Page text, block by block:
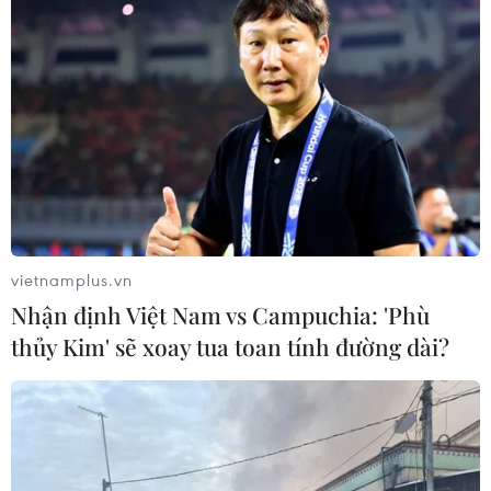
vietnamplus.vn
Nhận định Việt Nam vs Campuchia: 'Phù
thủy Kim' sẽ xoay tua toan tính đường dài?